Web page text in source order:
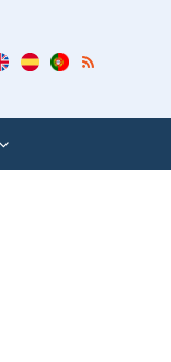
KUS-
Flyer
KUS-
Flyer
RSS-